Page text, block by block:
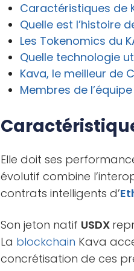
Caractéristiques de
Quelle est l’histoire
Les Tokenomics du
Quelle technologie
Kava, le meilleur de
Membres de l’équipe
Elle doit ses
évolutif combine
contrats intelligents d’
Son jeton natif USDX
La blockchain Kava
concrétisation de ces